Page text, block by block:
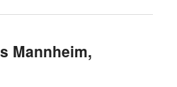
Mannheim,